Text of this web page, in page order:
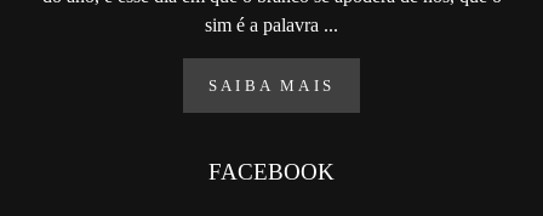
sim é a palavra ...
SAIBA MAIS
FACEBOOK